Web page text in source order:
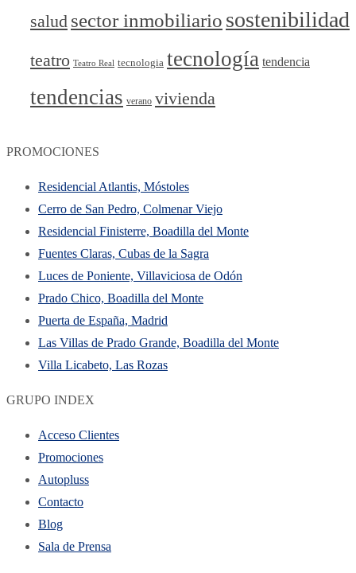
salud sector inmobiliario sostenibilidad
teatro Teatro Real tecnologia tecnología tendencia
tendencias verano vivienda
PROMOCIONES
Residencial Atlantis, Móstoles
Cerro de San Pedro, Colmenar Viejo
Residencial Finisterre, Boadilla del Monte
Fuentes Claras, Cubas de la Sagra
Luces de Poniente, Villaviciosa de Odón
Prado Chico, Boadilla del Monte
Puerta de España, Madrid
Las Villas de Prado Grande, Boadilla del Monte
Villa Licabeto, Las Rozas
GRUPO INDEX
Acceso Clientes
Promociones
Autopluss
Contacto
Blog
Sala de Prensa